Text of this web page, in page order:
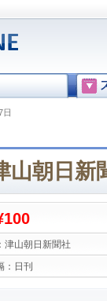
日
山朝日新
津山朝日新聞社
日刊